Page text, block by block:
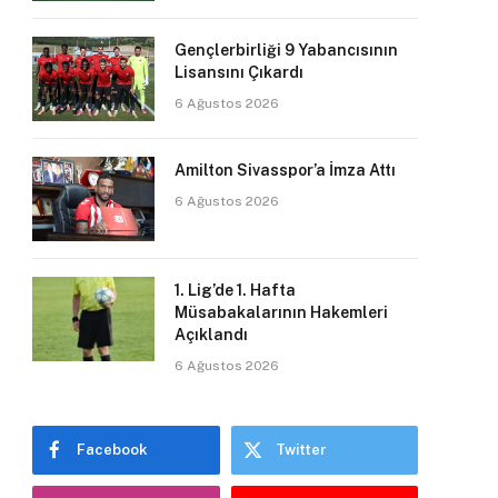
Gençlerbirliği 9 Yabancısının
Lisansını Çıkardı
6 Ağustos 2026
Amilton Sivasspor’a İmza Attı
6 Ağustos 2026
1. Lig’de 1. Hafta
Müsabakalarının Hakemleri
Açıklandı
6 Ağustos 2026
Facebook Twitter